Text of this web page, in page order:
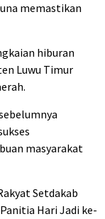
memastikan
hiburan
Luwu Timur
masyarakat
Setdakab
Hari Jadi ke-